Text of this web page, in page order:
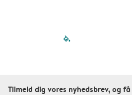
filled-
Tilmeld dig vores nyhedsbrev, og